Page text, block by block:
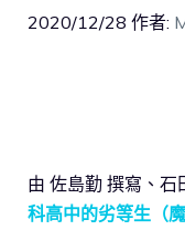
2020/12/28 作者:
由 佐島勤 撰寫、
科高中的劣等生（